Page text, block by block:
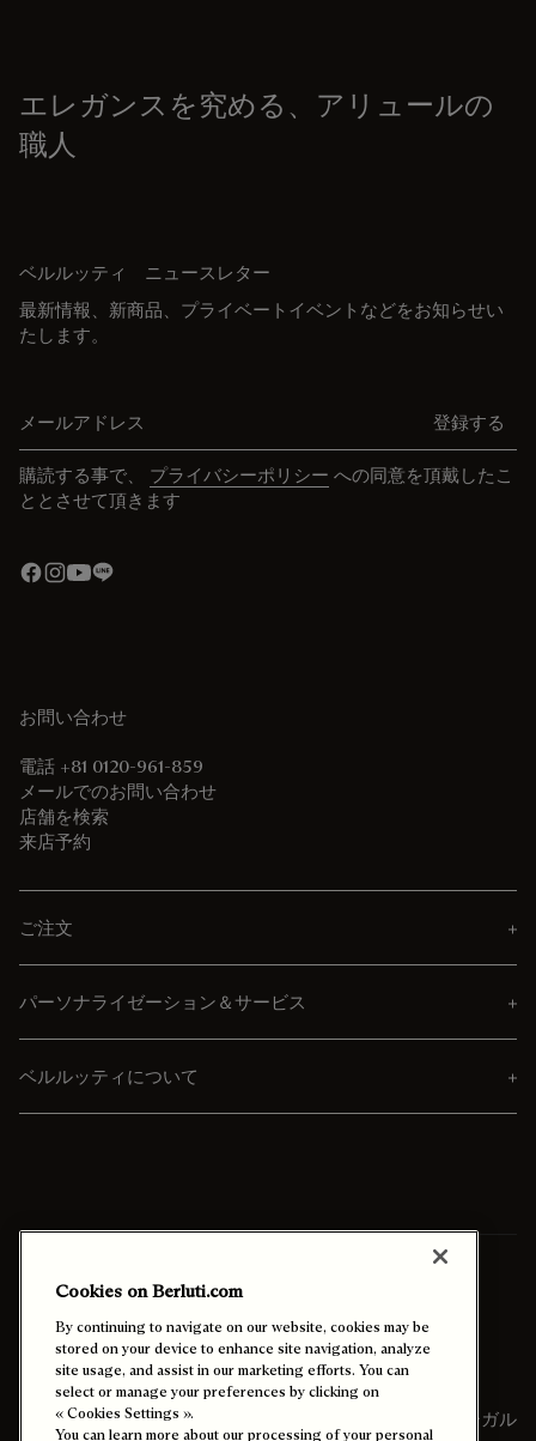
エレガンスを究める、アリュールの
職人
ベルルッティ ニュースレター
最新情報、新商品、プライベートイベントなどをお知らせい
たします。
登録する
購読する事で、 プライバシーポリシー への同意を頂戴したこ
ととさせて頂きます
お問い合わせ
電話 +81 0120-961-859
メールでのお問い合わせ
店舗を検索
来店予約
ご注文
パーソナライゼーション＆サービス
ベルルッティについて
ハイコントラストを有効にする
サイトマップ リーガル
Cookies on Berluti.com
By continuing to navigate on our website, cookies may be
stored on your device to enhance site navigation, analyze
site usage, and assist in our marketing efforts. You can
select or manage your preferences by clicking on
« Cookies Settings ».
You can learn more about our processing of your personal